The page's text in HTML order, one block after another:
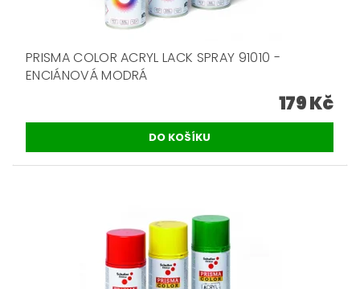
PRISMA COLOR ACRYL LACK SPRAY 91010 -
ENCIÁNOVÁ MODRÁ
179 Kč